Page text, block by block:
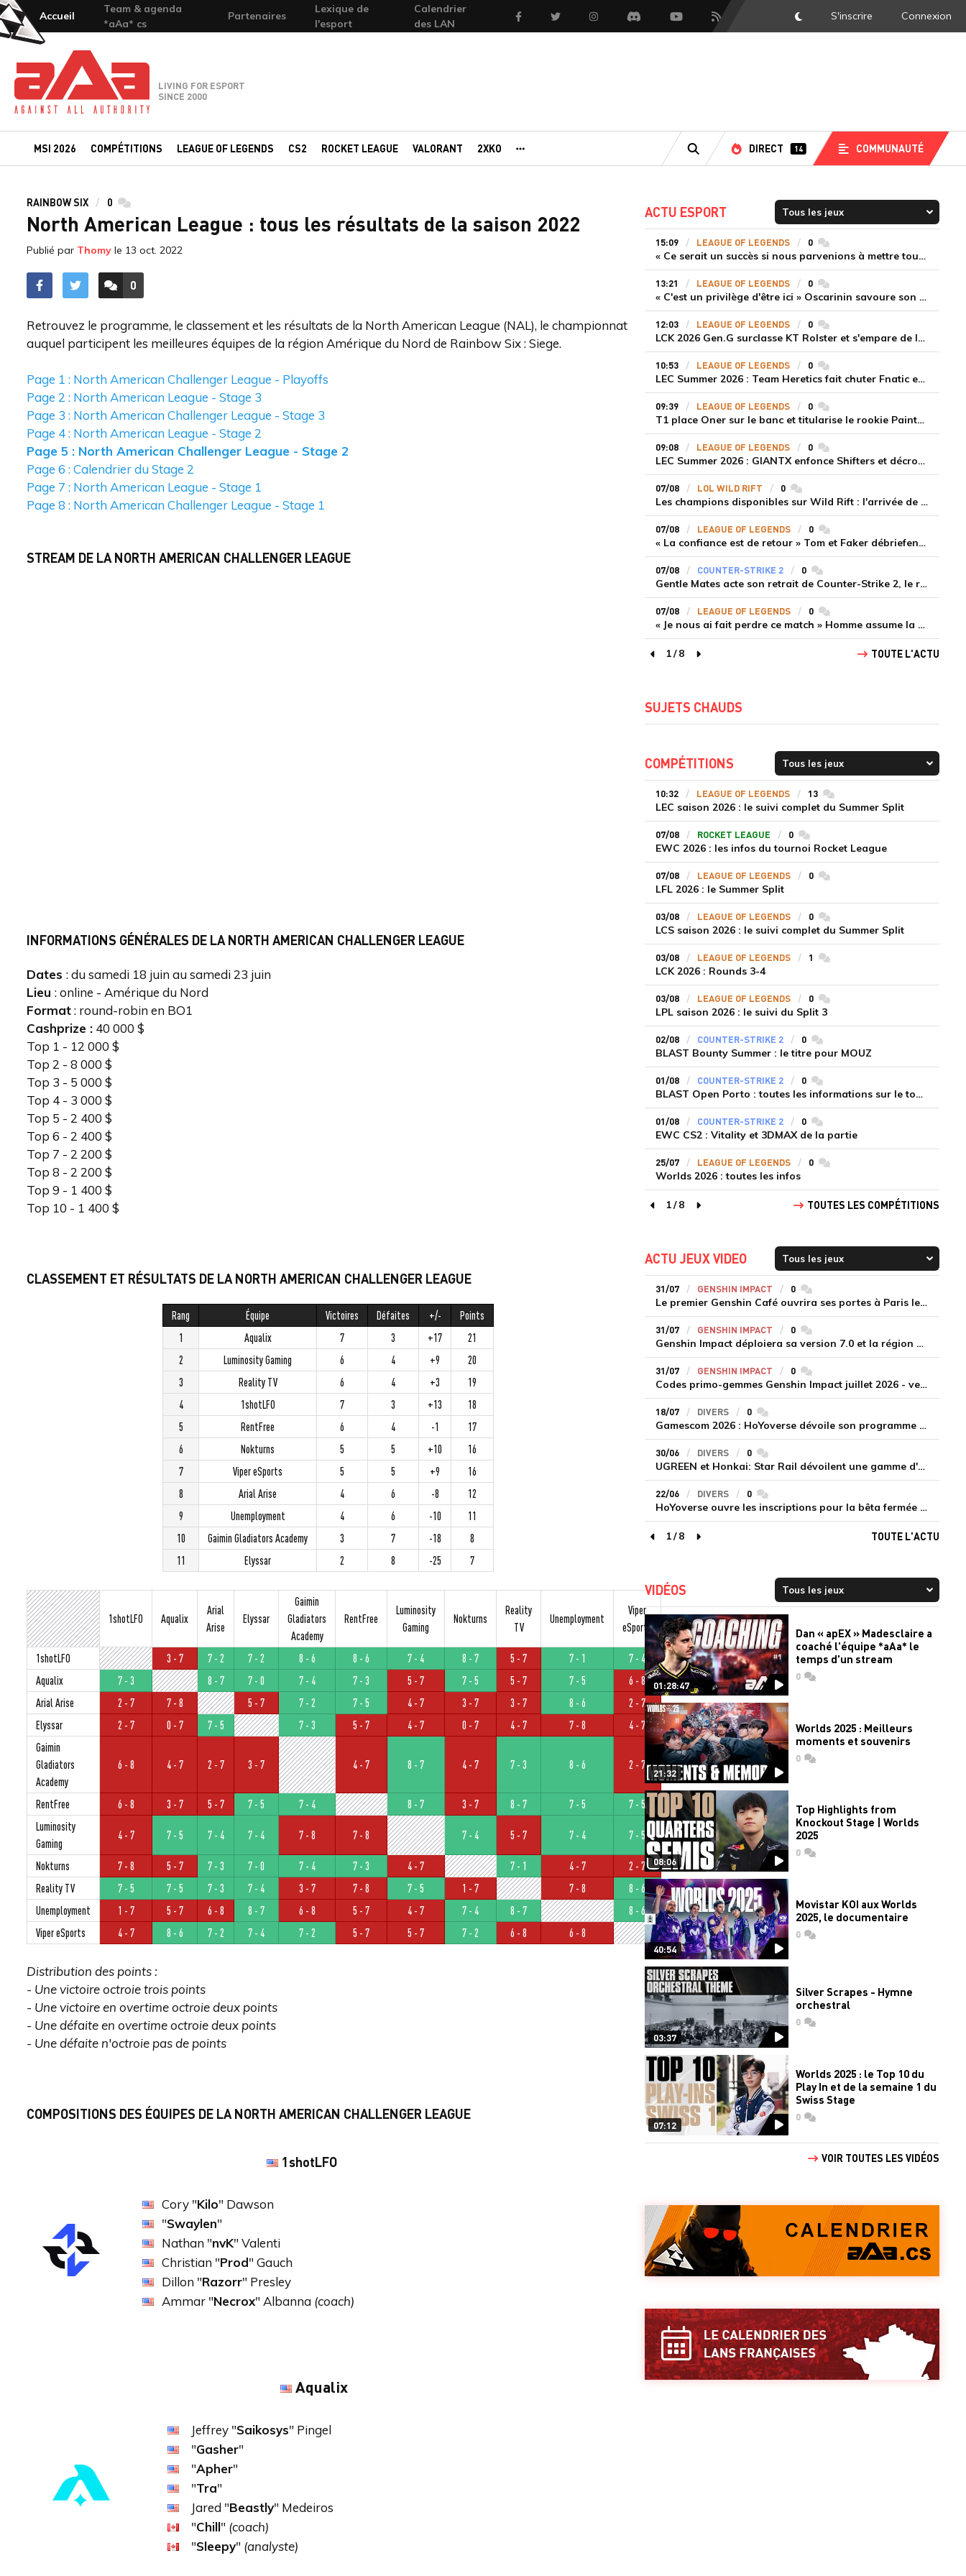
Accueil
Team & agenda
*aAa* cs
Partenaires
Lexique de
l'esport
Calendrier
des LAN
FacebookTwitter InstagramDiscord YoutubeFlux RSS DarkMode
S'inscrire Connexion
Team-aAa - against All authority
LIVING FOR ESPORT
SINCE 2000
MSI 2026 COMPÉTITIONS LEAGUE OF LEGENDS CS2 ROCKET LEAGUE VALORANT 2XKO
RECHERCHE
DIRECT 14 COMMUNAUTÉ
RAINBOW SIX 0 commentaires
North American League : tous les résultats de la saison 2022
Publié par Thomy le 13 oct. 2022
ACCÉDER AUX
0
COMMENTAIRES
Retrouvez le programme, le classement et les résultats de la North American League (NAL), le championnat
auquel participent les meilleures équipes de la région Amérique du Nord de Rainbow Six : Siege.
Page 1 : North American Challenger League - Playoffs
Page 2 : North American League - Stage 3
Page 3 : North American Challenger League - Stage 3
Page 4 : North American League - Stage 2
Page 5 : North American Challenger League - Stage 2
Page 6 : Calendrier du Stage 2
Page 7 : North American League - Stage 1
Page 8 : North American Challenger League - Stage 1
STREAM DE LA NORTH AMERICAN CHALLENGER LEAGUE
INFORMATIONS GÉNÉRALES DE LA NORTH AMERICAN CHALLENGER LEAGUE
Dates : du samedi 18 juin au samedi 23 juin
Lieu : online - Amérique du Nord
Format: round-robin en BO1
Cashprize : 40 000 $
Top 1 - 12 000 $
Top 2 - 8 000 $
Top 3 - 5 000 $
Top 4 - 3 000 $
Top 5 - 2 400 $
Top 6 - 2 400 $
Top 7 - 2 200 $
Top 8 - 2 200 $
Top 9 - 1 400 $
Top 10 - 1 400 $
CLASSEMENT ET RÉSULTATS DE LA NORTH AMERICAN CHALLENGER LEAGUE
Rang Équipe Victoires Défaites +/-
Points
1
Aqualix 7 3 +17
21
2
Luminosity Gaming 6 4 +9
20
3
Reality TV 6 4 +3
19
4
1shotLFO 7 3 +13
18
5
RentFree 6 4 -1
17
6
Nokturns 5 5 +10
16
7
Viper eSports 5 5 +9
16
8
Arial Arise 4 6 -8
12
9
Unemployment 4 6 -10
11
10
Gaimin Gladiators Academy 3 7 -18
8
11
Elyssar 2 8 -25 7
1shotLFO Aqualix
Arial
Arise
Elyssar
Gaimin
Gladiators
Academy
RentFree
Luminosity
Gaming
Nokturns
Reality
TV
Unemployment
Viper
eSports
1shotLFO 3 - 7 7 - 2 7 - 2 8 - 6 8 - 6 7 - 4 8 - 7 5 - 7 7 - 1
7 - 4
Aqualix
7 - 3 8 - 7 7 - 0 7 - 4 7 - 3 5 - 7 7 - 5 5 - 7 7 - 5
6 - 8
Arial Arise
2 - 7 7 - 8 5 - 7 7 - 2 7 - 5 4 - 7 3 - 7 3 - 7 8 - 6
2 - 7
Elyssar
2 - 7 0 - 7 7 - 5 7 - 3 5 - 7 4 - 7 0 - 7 4 - 7 7 - 8
4 - 7
Gaimin
Gladiators
Academy
6 - 8 4 - 7 2 - 7 3 - 7 4 - 7 8 - 7 4 - 7 7 - 3 8 - 6 2 - 7
RentFree 6 - 8 3 - 7 5 - 7 7 - 5 7 - 4 8 - 7 3 - 7 8 - 7 7 - 5
7 - 5
Luminosity
Gaming
4 - 7 7 - 5 7 - 4 7 - 4 7 - 8 7 - 8 7 - 4 5 - 7 7 - 4 7 - 5
Nokturns 7 - 8 5 - 7 7 - 3 7 - 0 7 - 4 7 - 3 4 - 7 7 - 1 4 - 7
2 - 7
Reality TV
7 - 5 7 - 5 7 - 3 7 - 4 3 - 7 7 - 8 7 - 5 1 - 7 7 - 8
8 - 6
Unemployment
1 - 7 5 - 7 6 - 8 8 - 7 6 - 8 5 - 7 4 - 7 7 - 4 8 - 7
8 - 6
Viper eSports
4 - 7 8 - 6 7 - 2 7 - 4 7 - 2 5 - 7 5 - 7 7 - 2 6 - 8 6 - 8
Distribution des points :
- Une victoire octroie trois points
- Une victoire en overtime octroie deux points
- Une défaite en overtime octroie deux points
- Une défaite n'octroie pas de points
COMPOSITIONS DES ÉQUIPES DE LA NORTH AMERICAN CHALLENGER LEAGUE
1shotLFO
Cory "Kilo" Dawson
"Swaylen"
Nathan "nvK" Valenti
Christian "Prod" Gauch
Dillon "Razorr" Presley
Ammar "Necrox" Albanna (coach)
Aqualix
Jeffrey "Saikosys" Pingel
"Gasher"
"Apher"
"Tra"
Jared "Beastly" Medeiros
"Chill" (coach)
"Sleepy" (analyste)
ACTU ESPORT
15:09 LEAGUE OF LEGENDS 0commentaires
« Ce serait un succès si nous parvenions à mettre tous les joueurs à niveau pour espérer atteindre les playoffs », Nukeduck et Mithy après la victoire de Team Heretics
13:21 LEAGUE OF LEGENDS 0commentaires
« C'est un privilège d'être ici » Oscarinin savoure son retour en LEC et prépare sa revanche
12:03 LEAGUE OF LEGENDS 0commentaires
LCK 2026 Gen.G surclasse KT Rolster et s'empare de la deuxième place du Legend Group
10:53 LEAGUE OF LEGENDS 0commentaires
LEC Summer 2026 : Team Heretics fait chuter Fnatic et lance enfin sa saison estivale
09:39 LEAGUE OF LEGENDS 0commentaires
T1 place Oner sur le banc et titularise le rookie Painter face à Hanwha Life Esports
09:08 LEAGUE OF LEGENDS 0commentaires
LEC Summer 2026 : GIANTX enfonce Shifters et décroche sa première victoire
07/08 LOL WILD RIFT 0commentaires
Les champions disponibles sur Wild Rift : l'arrivée de Cho'Gath
07/08 LEAGUE OF LEGENDS 0commentaires
« La confiance est de retour » Tom et Faker débriefent la victoire convaincante de T1 face à Dplus KIA
07/08 COUNTER-STRIKE 2 0commentaires
Gentle Mates acte son retrait de Counter-Strike 2, le roster ibérique libéré
07/08 LEAGUE OF LEGENDS 0commentaires
« Je nous ai fait perdre ce match » Homme assume la responsabilité de la défaite de HLE face à Gen.G
page précédente
1/8
page suivante
TOUTE L'ACTU
SUJETS CHAUDS
COMPÉTITIONS
10:32 LEAGUE OF LEGENDS 13commentaires
LEC saison 2026 : le suivi complet du Summer Split
07/08 ROCKET LEAGUE 0commentaires
EWC 2026 : les infos du tournoi Rocket League
07/08 LEAGUE OF LEGENDS 0commentaires
LFL 2026 : le Summer Split
03/08 LEAGUE OF LEGENDS 0commentaires
LCS saison 2026 : le suivi complet du Summer Split
03/08 LEAGUE OF LEGENDS 1 commentaires
LCK 2026 : Rounds 3-4
03/08 LEAGUE OF LEGENDS 0commentaires
LPL saison 2026 : le suivi du Split 3
02/08 COUNTER-STRIKE 2 0commentaires
BLAST Bounty Summer : le titre pour MOUZ
01/08 COUNTER-STRIKE 2 0commentaires
BLAST Open Porto : toutes les informations sur le tournoi
01/08 COUNTER-STRIKE 2 0commentaires
EWC CS2 : Vitality et 3DMAX de la partie
25/07 LEAGUE OF LEGENDS 0commentaires
Worlds 2026 : toutes les infos
page précédente
1/8
page suivante
TOUTES LES COMPÉTITIONS
ACTU JEUX VIDEO
31/07 GENSHIN IMPACT 0commentaires
Le premier Genshin Café ouvrira ses portes à Paris le 14 août
31/07 GENSHIN IMPACT 0commentaires
Genshin Impact déploiera sa version 7.0 et la région de Snezhnaya le 12 août
31/07 GENSHIN IMPACT 0commentaires
Codes primo-gemmes Genshin Impact juillet 2026 - version 7.0
18/07 DIVERS 0commentaires
Gamescom 2026 : HoYoverse dévoile son programme et présente deux nouveaux jeux inédits
30/06 DIVERS 0commentaires
UGREEN et Honkai: Star Rail dévoilent une gamme d'accessoires de recharge en édition limitée
22/06 DIVERS 0commentaires
HoYoverse ouvre les inscriptions pour la bêta fermée de Honkai : Nexus Anima
page précédente
1/8
page suivante
TOUTE L'ACTU
VIDÉOS
01:28:47
Dan « apEX » Madesclaire a
coaché l'équipe *aAa* le
temps d'un stream
0commentaires
21:32
Worlds 2025 : Meilleurs
moments et souvenirs
0commentaires
08:06
Top Highlights from
Knockout Stage | Worlds
2025
0commentaires
40:54
Movistar KOI aux Worlds
2025, le documentaire
0commentaires
03:37
Silver Scrapes - Hymne
orchestral
0commentaires
07:12
Worlds 2025 : le Top 10 du
Play In et de la semaine 1 du
Swiss Stage
0commentaires
VOIR TOUTES LES VIDÉOS